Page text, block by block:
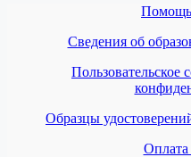
Помощь
Сведения об
Пользовательское
Образцы
Оплата